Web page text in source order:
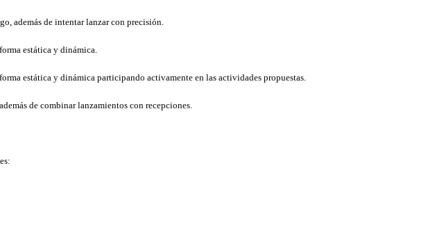
además de intentar lanzar con precisión.
estática y dinámica.
estática y dinámica participando activamente en las actividades propuestas.
de combinar lanzamientos con recepciones.